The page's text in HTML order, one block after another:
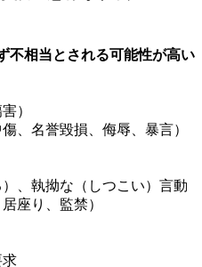
不相当とされる可能性が高い
）
、名誉毀損、侮辱、暴言）
、執拗な（しつこい）言動
座り、監禁）
求